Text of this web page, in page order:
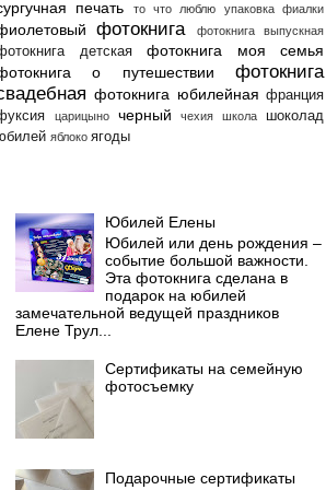
печать то что люблю упаковка фиалки
фотокнига фотокнига выпускная
детская
фотокнига моя семья
о путешествии
фотокнига
фотокнига юбилейная франция
царицыно черный чехия школа
шоколад
яблоко ягоды
Юбилей Елены
Юбилей или день рождения –
событие большой важности.
Эта фотокнига сделана в
подарок на юбилей
замечательной ведущей праздников
Елене Трул...
Сертификаты на семейную
фотосъемку
Подарочные сертификаты